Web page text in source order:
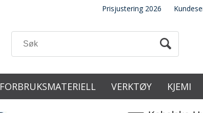
Prisjustering 2026
FORBRUKSMATERIELL VERKTØY KJEMI